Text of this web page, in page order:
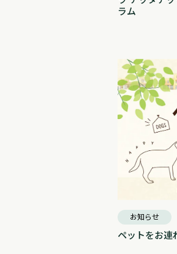
ラム
お知らせ
ペットをお連